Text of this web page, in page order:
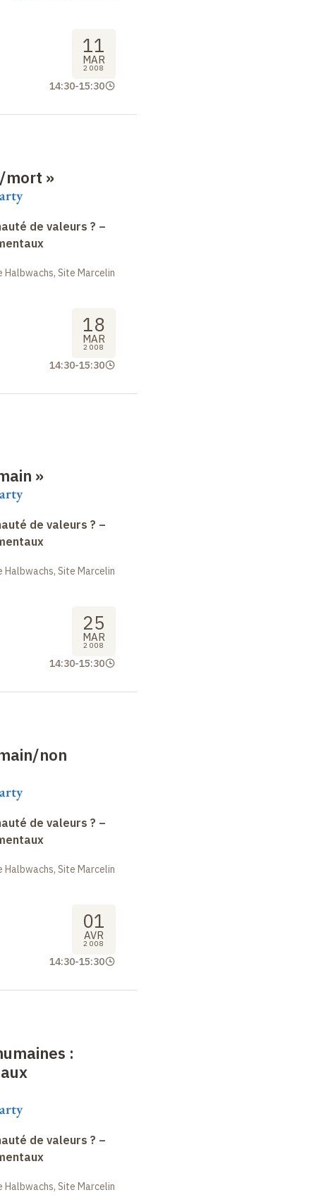
11
MAR
2008
14:30-15:30
mort »
de valeurs ? –
Site Marcelin
18
MAR
2008
14:30-15:30
»
de valeurs ? –
Site Marcelin
25
MAR
2008
14:30-15:30
non
de valeurs ? –
Site Marcelin
01
AVR
2008
14:30-15:30
:
de valeurs ? –
Site Marcelin